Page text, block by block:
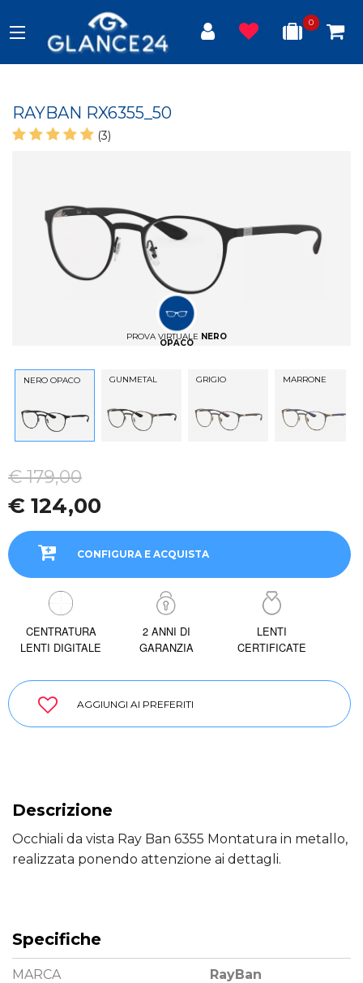
0
RAYBAN RX6355_50
(3)
PROVA VIRTUALE NERO
OPACO
NERO OPACO GUNMETAL GRIGIO MARRONE
€ 179,00
€ 124,00
CONFIGURA E ACQUISTA
CENTRATURA
LENTI DIGITALE
2 ANNI DI
GARANZIA
LENTI
CERTIFICATE
AGGIUNGI AI PREFERITI
Descrizione
Occhiali da vista Ray Ban 6355 Montatura in metallo,
realizzata ponendo attenzione ai dettagli.
Specifiche
MARCA RayBan